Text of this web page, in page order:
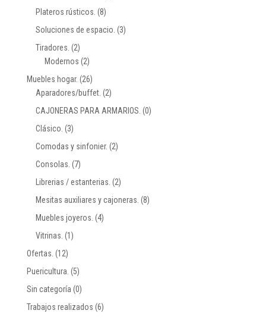
Plateros rústicos. (8)
Soluciones de espacio. (3)
Tiradores. (2)
Modernos (2)
Muebles hogar. (26)
Aparadores/buffet. (2)
CAJONERAS PARA ARMARIOS. (0)
Clásico. (3)
Comodas y sinfonier. (2)
Consolas. (7)
Librerias / estanterias. (2)
Mesitas auxiliares y cajoneras. (8)
Muebles joyeros. (4)
Vitrinas. (1)
Ofertas. (12)
Puericultura. (5)
Sin categoría (0)
Trabajos realizados (6)